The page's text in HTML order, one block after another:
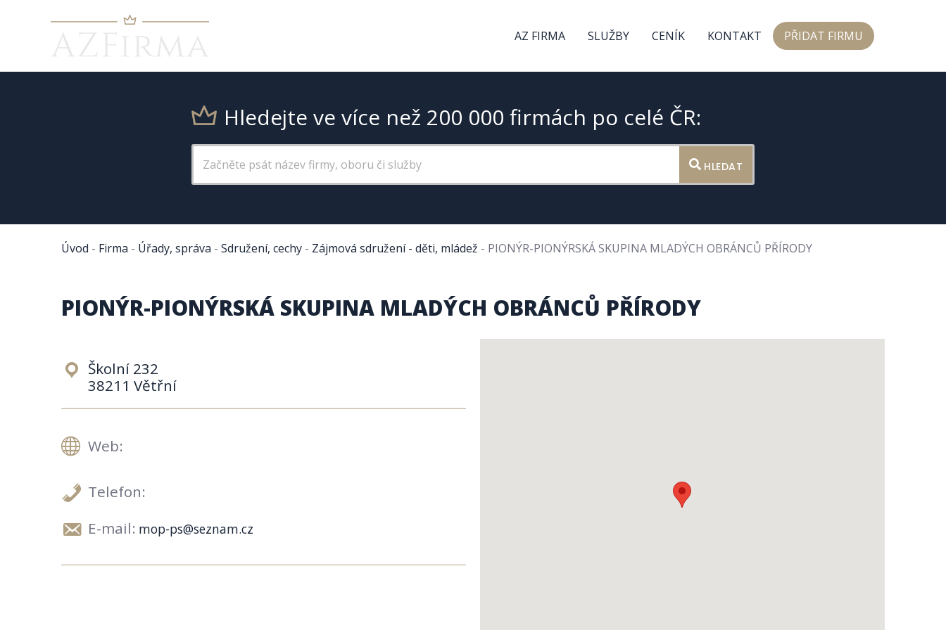
AZ FIRMA SLUŽBY CENÍK KONTAKT PŘIDAT FIRMU
Hledejte ve více než 200 000 firmách po celé ČR:
HLEDAT
Úvod - Firma - Úřady, správa - Sdružení, cechy - Zájmová sdružení - děti, mládež - PIONÝR-PIONÝRSKÁ SKUPINA MLADÝCH OBRÁNCŮ PŘÍRODY
PIONÝR-PIONÝRSKÁ SKUPINA MLADÝCH OBRÁNCŮ PŘÍRODY
Školní 232
38211 Větřní
Web:
Telefon:
E-mail: mop-ps@seznam.cz